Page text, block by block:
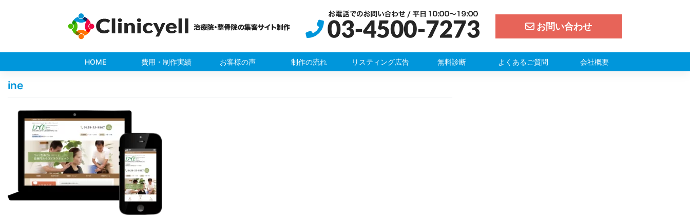
お問い合わせ
HOME 費用・制作実績 お客様の声 制作の流れ リスティング広告 無料診断 よくあるご質問 会社概要
ine